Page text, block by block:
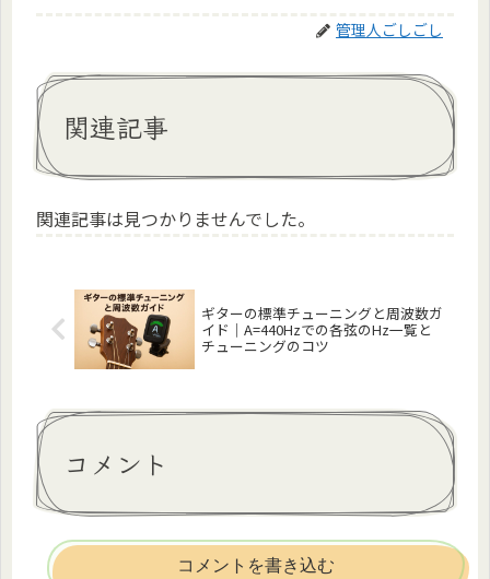
管理人ごしごし
関連記事
関連記事は見つかりませんでした。
ギターの標準チューニングと周波数ガ
イド｜A=440Hzでの各弦のHz一覧と
チューニングのコツ
コメント
コメントを書き込む